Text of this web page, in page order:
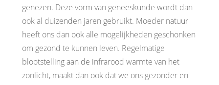
genezen. Deze vorm van geneeskunde wordt dan
ook al duizenden jaren gebruikt. Moeder natuur
heeft ons dan ook alle mogelijkheden geschonken
om gezond te kunnen leven. Regelmatige
blootstelling aan de infrarood warmte van het
zonlicht, maakt dan ook dat we ons gezonder en